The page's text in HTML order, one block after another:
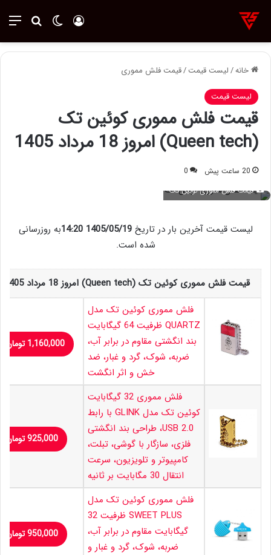
تغییر پوسته ورود
خانه/لیست قیمت/قیمت فلش‌ مموری
لیست قیمت
قیمت فلش مموری کوئین تک
(Queen tech) امروز 18 مرداد 1405
20 ساعت پیش 0
قیمت فلش مموری کوئین تک
لیست قیمت آخرین بار در تاریخ1405/05/19 14:20
به روزرسانی
شده است.
قیمت فلش مموری کوئین تک (Queen tech) امروز 18 مرداد 1405
فلش مموری کوئین تک مدل
QUARTZ ظرفیت 64 گیگابایت
بند انگشتی مقاوم در برابر آب،
ضربه، شوک، گرد و غبار، ضد
خش و اثر انگشت
1,160,000 تومان
فلش مموری 32 گیگابایت
کوئین تک مدل GLINK با رابط
USB 2.0، طراحی بند انگشتی
فلزی، سازگار با گوشی، تبلت،
کامپیوتر و تلویزیون، سرعت
انتقال 30 مگابایت بر ثانیه
925,000تومان
فلش مموری کوئین تک مدل
SWEET PLUS ظرفیت 32
گیگابایت مقاوم در برابر آب،
ضربه، شوک، گرد و غبار و
950,000تومان